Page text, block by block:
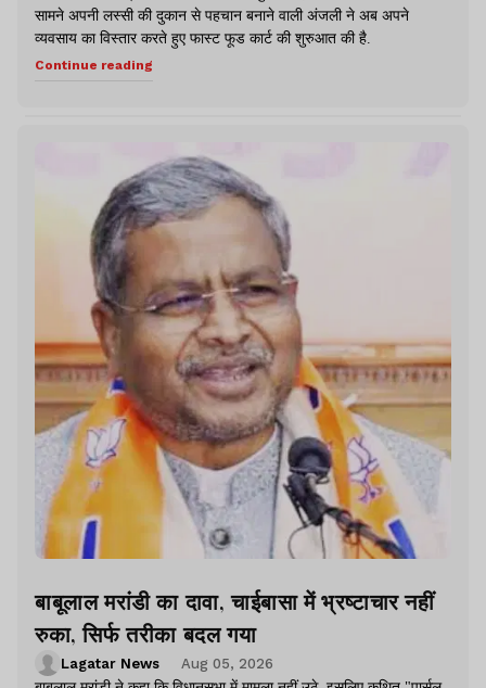
सामने अपनी लस्सी की दुकान से पहचान बनाने वाली अंजली ने अब अपने
व्यवसाय का विस्तार करते हुए फास्ट फूड कार्ट की शुरुआत की है.
Continue reading
बाबूलाल मरांडी का दावा, चाईबासा में भ्रष्टाचार नहीं
रुका, सिर्फ तरीका बदल गया
Lagatar News
Aug 05, 2026